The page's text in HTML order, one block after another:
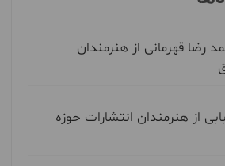
رضا قهرمانی از هنرمندان
از هنرمندان انتشارات حوزه